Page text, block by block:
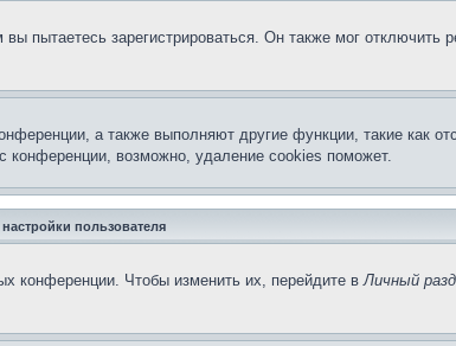
пытаетесь зарегистрироваться. Он также мог отключить
а также выполняют другие функции, такие как
конференции, возможно, удаление cookies поможет.
пользователя
конференции. Чтобы изменить их, перейдите вЛичный